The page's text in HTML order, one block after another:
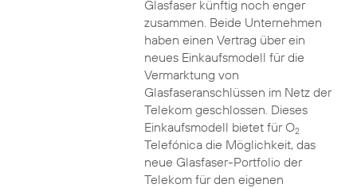
Glasfaser künftig noch enger
zusammen. Beide Unternehmen
haben einen Vertrag über ein
neues Einkaufsmodell für die
Vermarktung von
Glasfaseranschlüssen im Netz der
Telekom geschlossen. Dieses
Einkaufsmodell bietet für O2
Telefónica die Möglichkeit, das
neue Glasfaser-Portfolio der
Telekom für den eigenen